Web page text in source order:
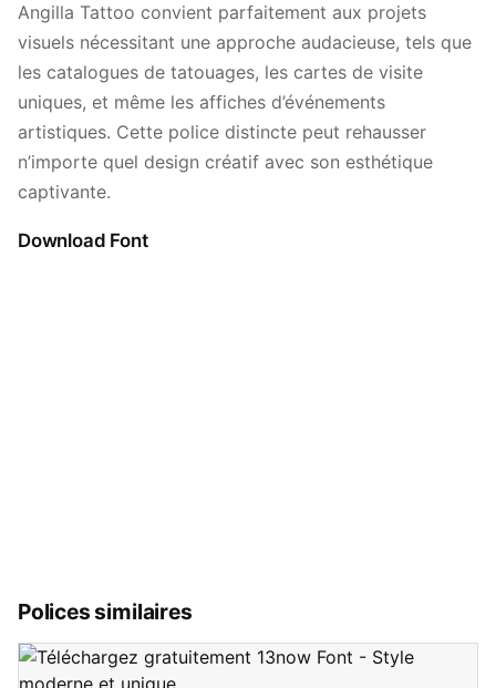
Angilla Tattoo convient parfaitement aux projets
visuels nécessitant une approche audacieuse, tels que
les catalogues de tatouages, les cartes de visite
uniques, et même les affiches d’événements
artistiques. Cette police distincte peut rehausser
n’importe quel design créatif avec son esthétique
captivante.
Download Font
Polices similaires